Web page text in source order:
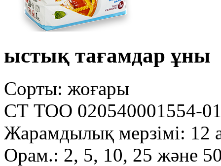
ыстық тағамдар ұны
Сорты: жоғары
СТ ТОО 020540001554-
Жарамдылық мерзімі: 12
Орам.: 2, 5, 10, 25 және